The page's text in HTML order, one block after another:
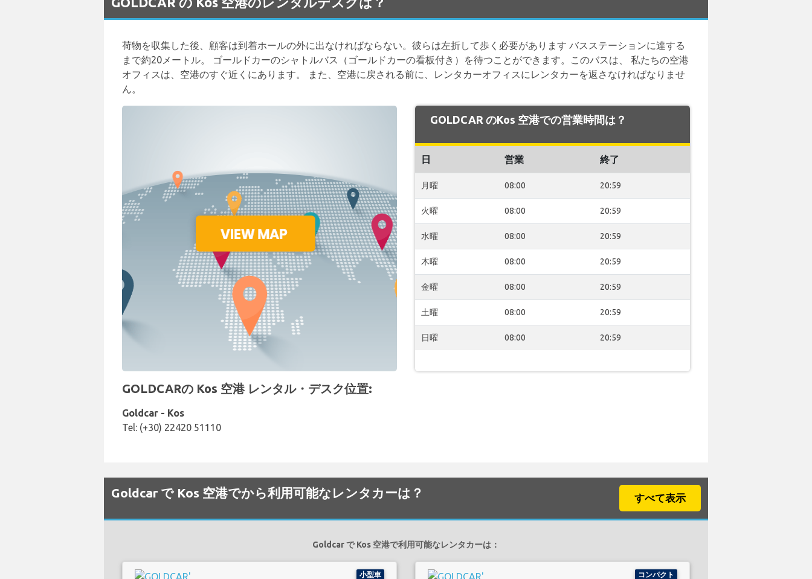
荷物を収集した後、顧客は到着ホールの外に出なければならない。彼らは左折して歩く必要があります バスステーションに達する
まで約20メートル。 ゴールドカーのシャトルバス（ゴールドカーの看板付き）を待つことができます。このバスは、 私たちの空港
オフィスは、空港のすぐ近くにあります。 また、空港に戻される前に、レンタカーオフィスにレンタカーを返さなければなりませ
ん。
GOLDCAR のKos 空港での営業時間は？
日 営業 終了
月曜 08:00 20:59
火曜 08:00 20:59
水曜 08:00 20:59
木曜 08:00 20:59
金曜 08:00 20:59
土曜 08:00 20:59
日曜 08:00 20:59
GOLDCARの Kos 空港 レンタル・デスク位置:
Goldcar - Kos
Tel: (+30) 22420 51110
Goldcar で Kos 空港でから利用可能なレンタカーは？ すべて表示
Goldcar で Kos 空港で利用可能なレンタカーは：
小型車 コンパクト